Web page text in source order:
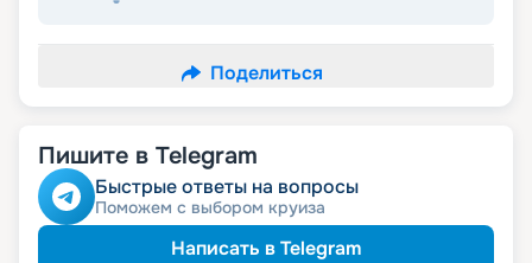
Поделиться
Пишите в Telegram
Быстрые ответы на вопросы
Поможем с выбором круиза
Написать в Telegram